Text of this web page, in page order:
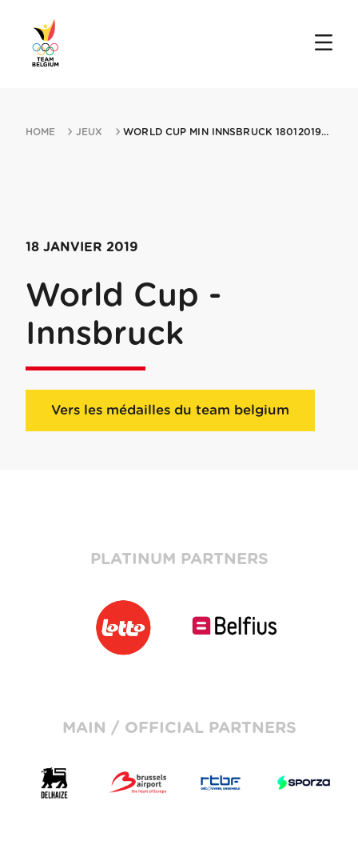
HOME JEUX WORLD CUP MIN INNSBRUCK 18012019 INNSBRUCK
18 JANVIER 2019
World Cup -
Innsbruck
Vers les médailles du team belgium
PLATINUM PARTNERS
MAIN / OFFICIAL PARTNERS